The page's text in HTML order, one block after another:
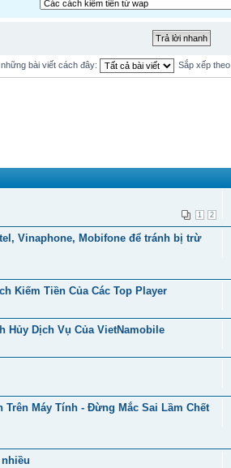
những bài viết cách đây: Sắp xếp theo
1 2
Vinaphone, Mobifone để tránh bị trừ
Kiếm Tiền Của Các Top Player
Hủy Dịch Vụ Của VietNamobile
Trên Máy Tính - Đừng Mắc Sai Lầm Chết